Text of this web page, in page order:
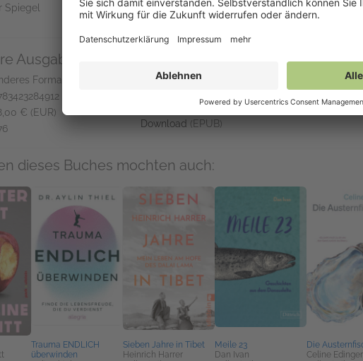
Spiegel
Ausgaben
Format
€ (EUR)
Auf NetGalley verfügbar
NetGalley-Reader
(EPUB)
Download (EPUB)
dieses Buches mochten auch:
Trauma ENDLICH
überwinden
Sieben Jahre in Tibet
Heinrich Harrer
Meile 23
Dan Ivan
Die
Celine Edinger